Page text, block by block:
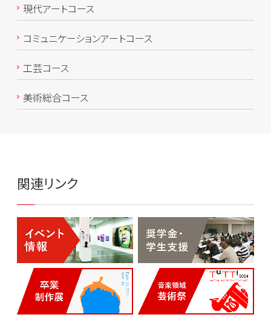
現代アートコース
コミュニケーションアートコース
工芸コース
美術総合コース
関連リンク